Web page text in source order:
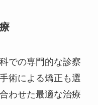
での専門的な診察
術による矯正も選
わせた最適な治療